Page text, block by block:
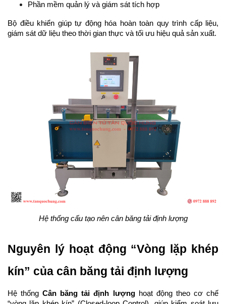
Phần mềm quản lý và giám sát tích hợp
Bộ điều khiển giúp tự động hóa hoàn toàn quy trình cấp liệu,
giám sát dữ liệu theo thời gian thực và tối ưu hiệu quả sản xuất.
Hệ thống cấu tạo nên cân băng tải định lượng
Nguyên lý hoạt động “Vòng lặp khép
kín” của cân băng tải định lượng
Hệ thống Cân băng tải định lượng hoạt động theo cơ chế